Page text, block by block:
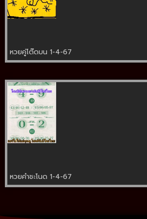
หวยคู่โต๊ดบน 1-4-67
หวยคำชะโนด 1-4-67